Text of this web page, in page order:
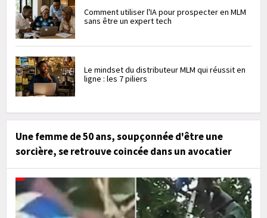
Comment utiliser l'IA pour prospecter en MLM
sans être un expert tech
Le mindset du distributeur MLM qui réussit en
ligne : les 7 piliers
Une femme de 50 ans, soupçonnée d'être une
sorcière, se retrouve coincée dans un avocatier